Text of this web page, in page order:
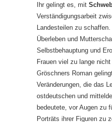
Ihr gelingt es, mit
Verständigungsarbeit
Landesteilen zu
Überleben und
Selbstbehauptung und
Frauen viel zu lange nicht
Gröschners Roman
Veränderungen, die das
ostdeutschen und
bedeutete, vor Augen zu
Porträts ihrer Figuren zu